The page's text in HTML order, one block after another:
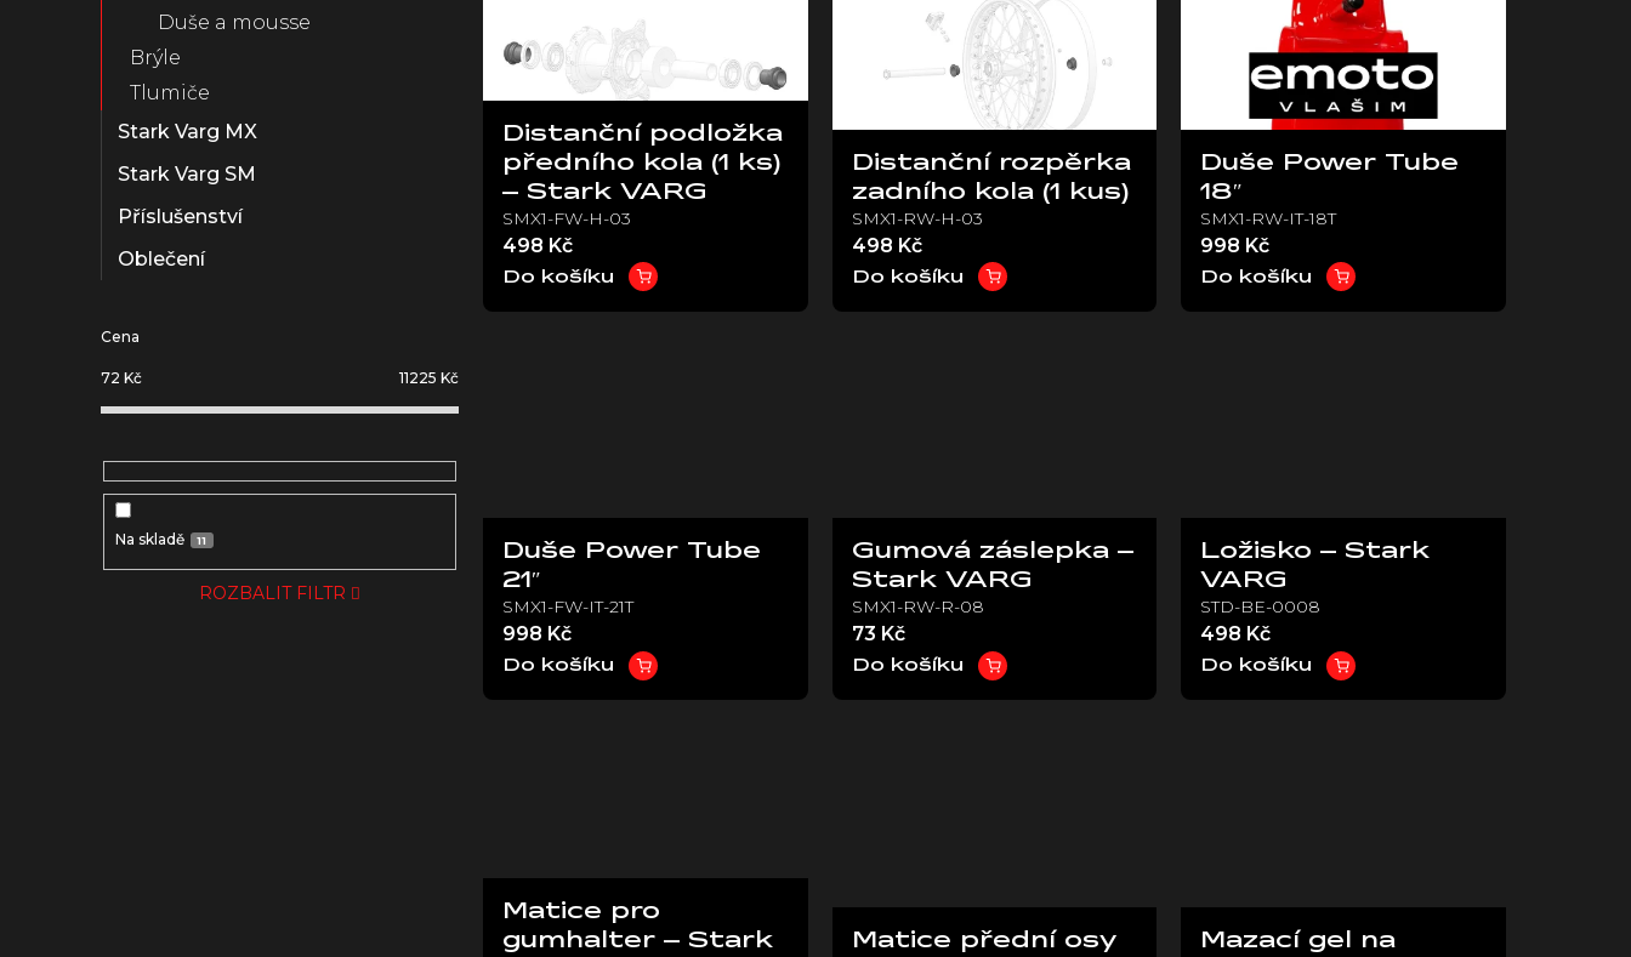
Duše a mousse
Brýle
Tlumiče
Stark Varg MX
Stark Varg SM
Příslušenství
Oblečení
Cena
72 Kč 11225 Kč
Na skladě 11
ROZBALIT FILTR
r
Distanční podložka
předního kola (1 ks)
– Stark VARG
SMX1-FW-H-03
498 Kč
Do košíku
Distanční rozpěrka
zadního kola (1 kus)
SMX1-RW-H-03
498 Kč
Do košíku
Duše Power Tube
18″
SMX1-RW-IT-18T
998 Kč
Do košíku
Duše Power Tube
21″
SMX1-FW-IT-21T
998 Kč
Do košíku
Gumová záslepka –
Stark VARG
SMX1-RW-R-08
73 Kč
Do košíku
Ložisko – Stark
VARG
STD-BE-0008
498 Kč
Do košíku
Matice pro
gumhalter – Stark
Matice přední osy
Mazací gel na